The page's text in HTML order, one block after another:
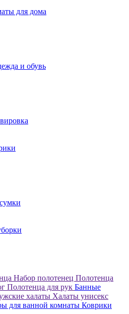
для дома
и обувь
Набор полотенец Полотенца
Полотенца для рук Банные
халаты Халаты унисекс
для ванной комнаты Коврики